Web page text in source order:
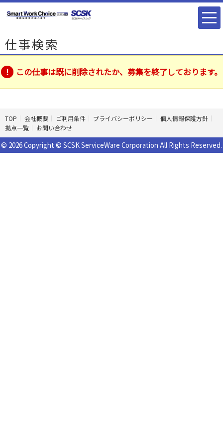
仕事検索
この仕事は既に削除されたか、募集を終了しております。
TOP 会社概要 ご利用条件 プライバシーポリシー
個人情報保護方針
拠点一覧
お問い合わせ
© 2026 Copyright © SCSK ServiceWare Corporation All Rights Reserved.